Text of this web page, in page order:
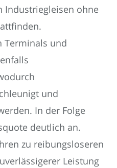
Industriegleisen ohne
Terminals und
und
In der Folge
deutlich an.
zu reibungsloseren
Leistung